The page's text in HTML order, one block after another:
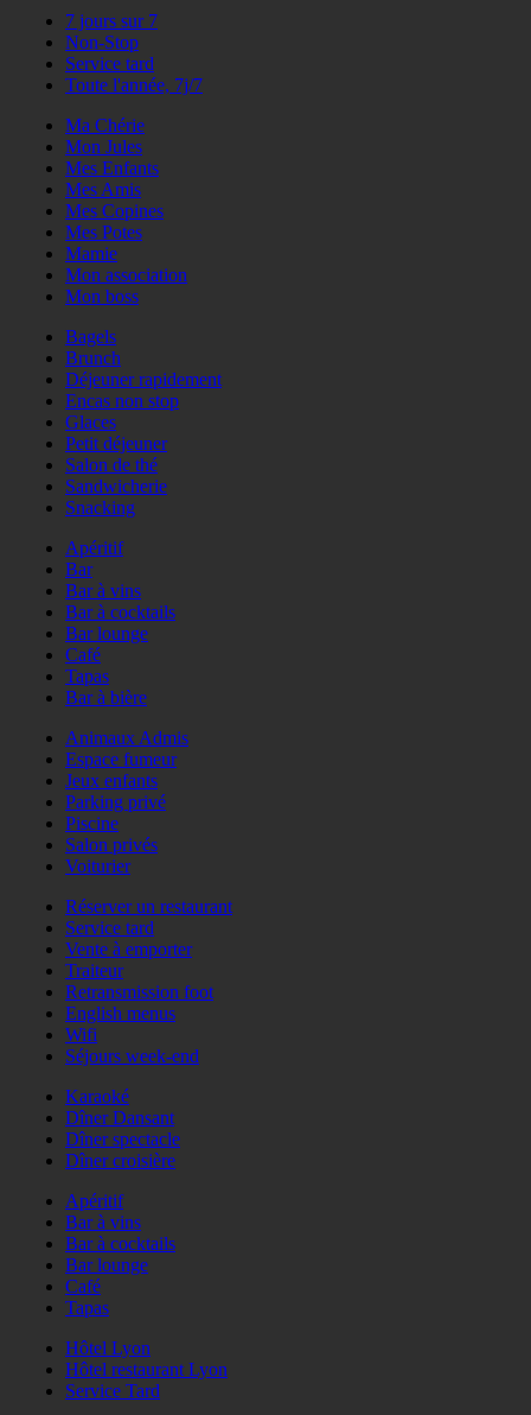
7 jours sur 7
Non-Stop
Service tard
Toute l'année, 7j/7
Ma Chérie
Mon Jules
Mes Enfants
Mes Amis
Mes Copines
Mes Potes
Mamie
Mon association
Mon boss
Bagels
Brunch
Déjeuner rapidement
Encas non stop
Glaces
Petit déjeuner
Salon de thé
Sandwicherie
Snacking
Apéritif
Bar
Bar à vins
Bar à cocktails
Bar lounge
Café
Tapas
Bar à bière
Animaux Admis
Espace fumeur
Jeux enfants
Parking privé
Piscine
Salon privés
Voiturier
Réserver un restaurant
Service tard
Vente à emporter
Traiteur
Retransmission foot
English menus
Wifi
Séjours week-end
Karaoké
Dîner Dansant
Dîner spectacle
Dîner croisière
Apéritif
Bar à vins
Bar à cocktails
Bar lounge
Café
Tapas
Hôtel Lyon
Hôtel restaurant Lyon
Service Tard